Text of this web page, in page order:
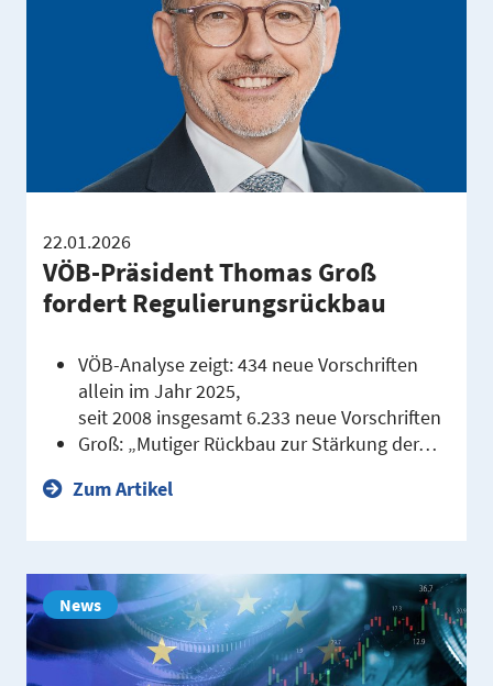
22.01.2026
VÖB-Präsident Thomas Groß
fordert Regulierungsrückbau
VÖB-Analyse zeigt: 434 neue Vorschriften
allein im Jahr 2025,
seit 2008 insgesamt 6.233 neue Vorschriften
Groß: „Mutiger Rückbau zur Stärkung der…
Zum Artikel
News